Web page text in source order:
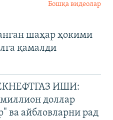
Бошқа видеолар
шаҳар ҳокими
қамалди
ИШИ:
доллар
ва айбловларни рад